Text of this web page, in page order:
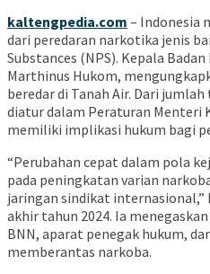
kaltengpedia.com – Indonesia
dari peredaran narkotika jenis
Substances (NPS). Kepala
Marthinus Hukom,
beredar di Tanah Air. Dari
diatur dalam Peraturan Menteri
memiliki implikasi hukum bagi
“Perubahan cepat dalam pola
pada peningkatan varian
jaringan sindikat
akhir tahun 2024. Ia
BNN, aparat penegak hukum,
memberantas narkoba.